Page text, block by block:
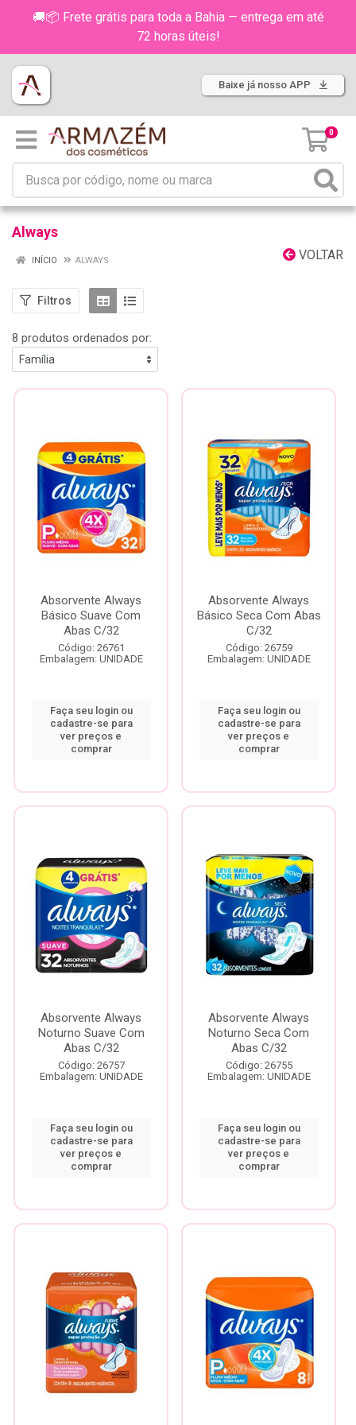
🚚📦 Frete grátis para toda a Bahia — entrega em até
72 horas úteis!
Baixe já nosso APP
0
Always
VOLTAR
INÍCIO ALWAYS
Filtros
8 produtos ordenados por:
Absorvente Always
Básico Suave Com
Abas C/32
Código: 26761
Embalagem: UNIDADE
Faça seu login ou
cadastre-se para
ver preços e
comprar
Absorvente Always
Básico Seca Com Abas
C/32
Código: 26759
Embalagem: UNIDADE
Faça seu login ou
cadastre-se para
ver preços e
comprar
Absorvente Always
Noturno Suave Com
Abas C/32
Código: 26757
Embalagem: UNIDADE
Faça seu login ou
cadastre-se para
ver preços e
comprar
Absorvente Always
Noturno Seca Com
Abas C/32
Código: 26755
Embalagem: UNIDADE
Faça seu login ou
cadastre-se para
ver preços e
comprar